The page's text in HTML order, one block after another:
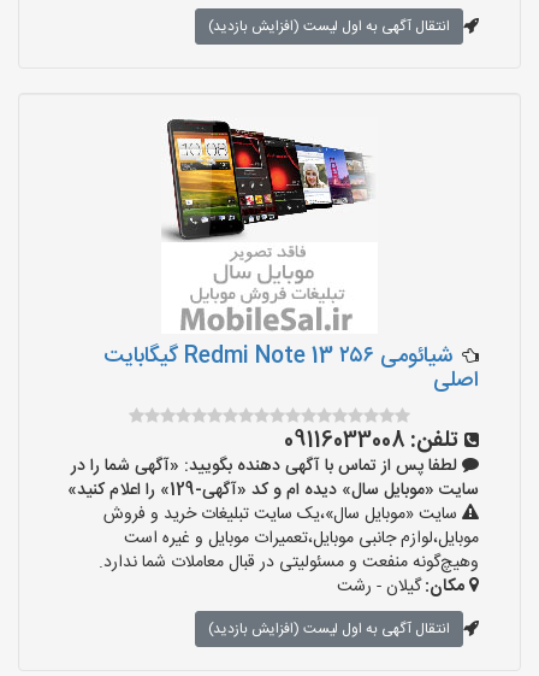
انتقال آگهی به اول لیست (افزایش بازدید)
شیائومی Redmi Note 13 ۲۵۶ گیگابایت
اصلی
تلفن: 09116033008
لطفا پس از تماس با آگهی دهنده بگویید: «آگهی شما را در
سایت «موبایل سال» دیده ام و کد «آگهی-129» را اعلام کنید»
سایت «موبایل سال»،یک سایت تبلیغات خرید و فروش
موبایل،لوازم جانبی موبایل،تعمیرات موبایل و غیره است
وهیچ‌گونه منفعت و مسئولیتی در قبال معاملات شما ندارد.
مکان:گیلان - رشت
انتقال آگهی به اول لیست (افزایش بازدید)